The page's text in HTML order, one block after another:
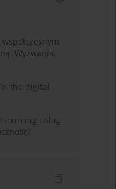
Wyzwania,
in the digital
usług